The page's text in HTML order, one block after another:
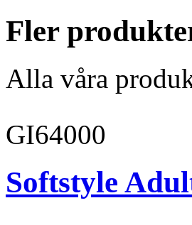
Fler
Alla våra
GI64000
Softstyle